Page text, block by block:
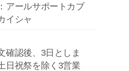
アールサポートカブ
イシャ
確認後、3日としま
日祝祭を除く3営業